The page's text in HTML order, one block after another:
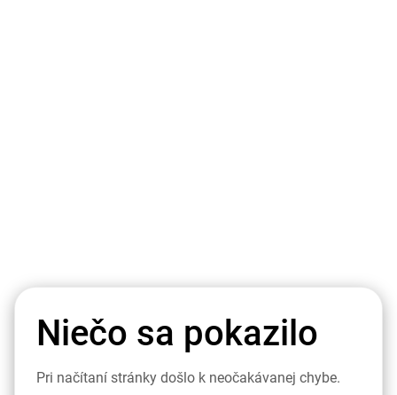
Niečo sa pokazilo
Pri načítaní stránky došlo k neočakávanej chybe.